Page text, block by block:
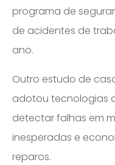
programa de
de acidentes de
ano.
Outro estudo de
adotou tecnologias
detectar falhas em
inesperadas e
reparos.